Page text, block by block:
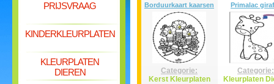
PRIJSVRAAG
KINDERKLEURPLATEN
KLEURPLATEN
DIEREN
Borduurkaart kaarsen
Categorie:
Kerst Kleurplaten
Primalac
Categorie:
Kleurplaten